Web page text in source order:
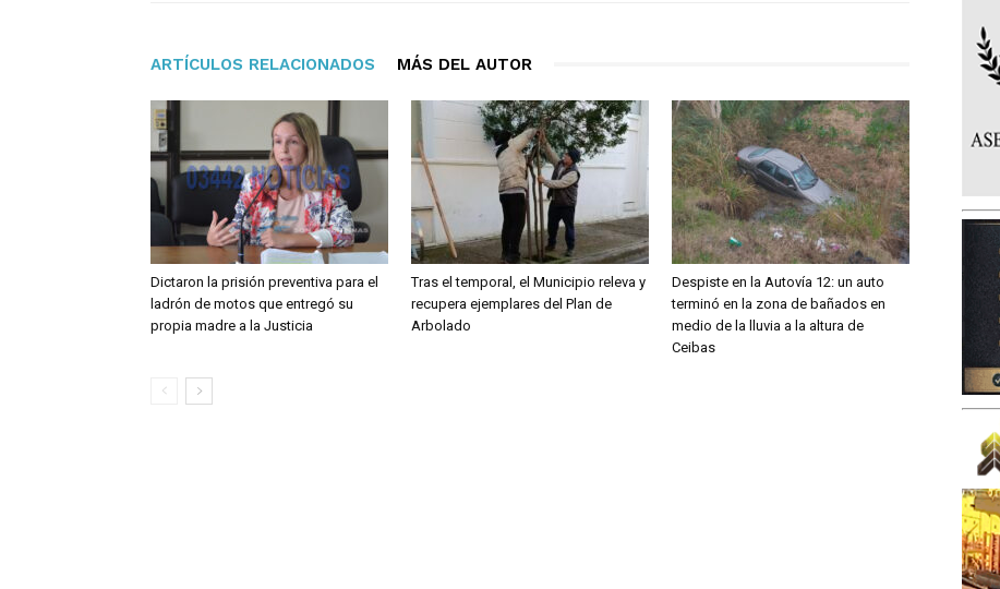
ARTÍCULOS RELACIONADOS MÁS DEL AUTOR
Dictaron la prisión preventiva para el
ladrón de motos que entregó su
propia madre a la Justicia
Tras el temporal, el Municipio releva y
recupera ejemplares del Plan de
Arbolado
Despiste en la Autovía 12: un auto
terminó en la zona de bañados en
medio de la lluvia a la altura de
Ceibas